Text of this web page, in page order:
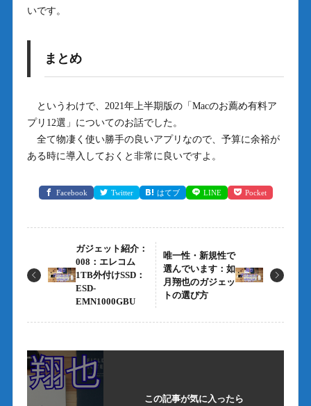
いです。
まとめ
というわけで、2021年上半期版の「Macのお薦め有料ア
プリ12選」についてのお話でした。
全て物凄く使い勝手の良いアプリなので、予算に余裕が
ある時に導入しておくと非常に良いですよ。
Facebook Twitter はてブ LINE Pocket
ガジェット紹介：
008：エレコム
1TB外付けSSD：
ESD-
EMN1000GBU
唯一性・新規性で
選んでいます：如
月翔也のガジェッ
トの選び方
この記事が気に入ったら